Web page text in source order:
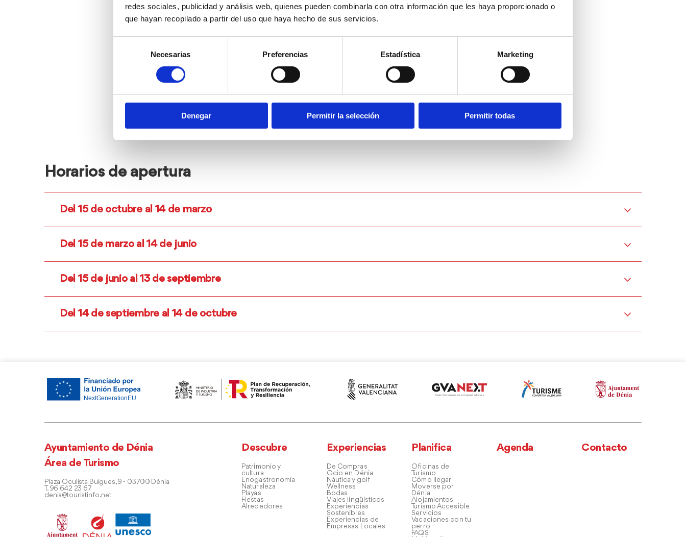
redes sociales, publicidad y análisis web, quienes pueden combinarla con otra información que les haya proporcionado o
que hayan recopilado a partir del uso que haya hecho de sus servicios.
consentimiento
Necesarias Preferencias Estadística Marketing
Denegar Permitir la selección Permitir todas
Horarios de apertura
Del 15 de octubre al 14 de marzo
Del 15 de marzo al 14 de junio
Del 15 de junio al 13 de septiembre
Del 14 de septiembre al 14 de octubre
Ayuntamiento de Dénia
Área de Turismo
Plaza Oculista Buigues, 9 - 03700 Dénia
T. 96 642 23 67
denia@touristinfo.net
Descubre
Patrimonio y
cultura
Enogastronomía
Naturaleza
Playas
Fiestas
Alrededores
Experiencias
De Compras
Ocio en Dénia
Náutica y golf
Wellness
Bodas
Viajes lingüísticos
Experiencias
Sostenibles
Experiencias de
Empresas Locales
Planifica
Oficinas de
Turismo
Cómo llegar
Moverse por
Dénia
Alojamientos
Turismo Accesible
Servicios
Vacaciones con tu
perro
FAQS
Agenda Contacto